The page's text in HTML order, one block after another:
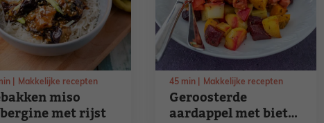
miso
met rijst
Makkelijke recepten
Geroosterde
aardappel met biet
45 min Makkelijke recepten